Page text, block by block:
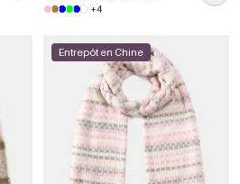
+4
Entrepôt en Chine